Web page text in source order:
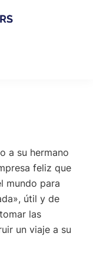
a su hermano
feliz que
mundo para
útil y de
las
un viaje a su